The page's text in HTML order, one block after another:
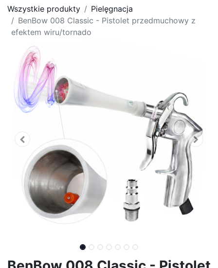
Wszystkie produkty
Pielęgnacja
BenBow 008 Classic - Pistolet przedmuchowy z
efektem wiru/tornado